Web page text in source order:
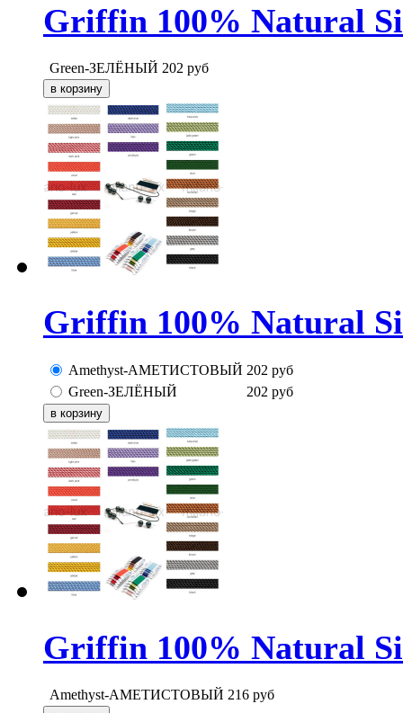
Griffin 100% Natural
Green-ЗЕЛЁНЫЙ 202 руб
Griffin 100% Natural
Amethyst-АМЕТИСТОВЫЙ 202 руб
Green-ЗЕЛЁНЫЙ
202 руб
Griffin 100% Natural
Amethyst-АМЕТИСТОВЫЙ 216 руб